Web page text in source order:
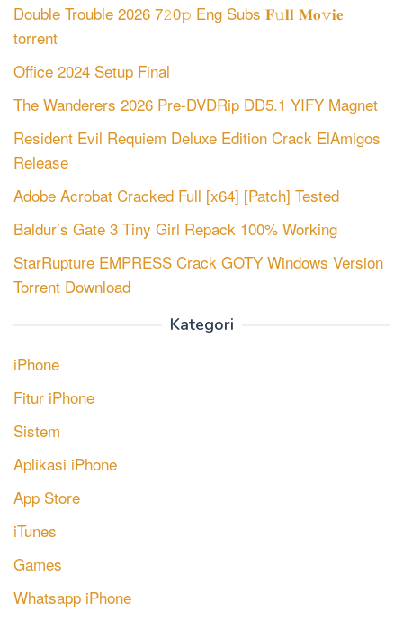
Double Trouble 2026 7𝟸0𝚙 Eng Subs 𝐅𝚞𝐥𝐥 𝐌𝐨𝚟𝐢𝐞
torrent
Office 2024 Setup Final
The Wanderers 2026 Pre-DVDRip DD5.1 YIFY Magnet
Resident Evil Requiem Deluxe Edition Crack ElAmigos
Release
Adobe Acrobat Cracked Full [x64] [Patch] Tested
Baldur’s Gate 3 Tiny Girl Repack 100% Working
StarRupture EMPRESS Crack GOTY Windows Version
Torrent Download
Kategori
iPhone
Fitur iPhone
Sistem
Aplikasi iPhone
App Store
iTunes
Games
Whatsapp iPhone